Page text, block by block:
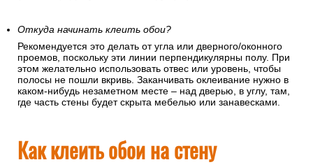
Откуда начинать клеить обои?
Рекомендуется это делать от угла или дверного/оконного
проемов, поскольку эти линии перпендикулярны полу. При
этом желательно использовать отвес или уровень, чтобы
полосы не пошли вкривь. Заканчивать оклеивание нужно в
каком-нибудь незаметном месте – над дверью, в углу, там,
где часть стены будет скрыта мебелью или занавесками.
Как клеить обои на стену